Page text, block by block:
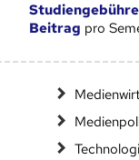
Beitrag pro